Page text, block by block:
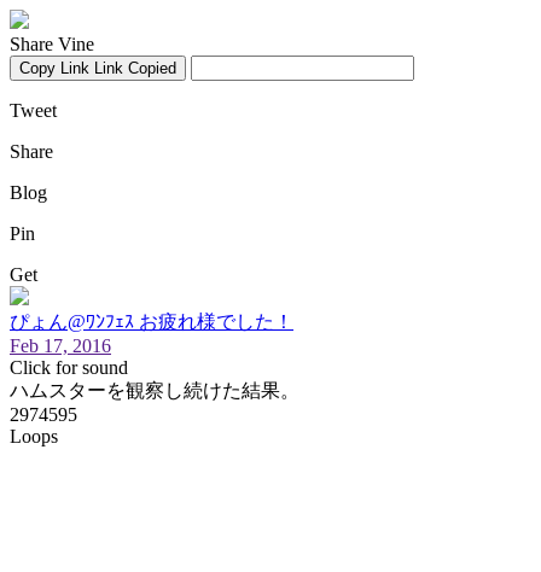
Share Vine
Copy Link Link Copied
Tweet
Share
Blog
Pin
Get
ぴょん@ﾜﾝﾌｪｽ お疲れ様でした！
Feb 17, 2016
Click for sound
ハムスターを観察し続けた結果。
2974595
Loops